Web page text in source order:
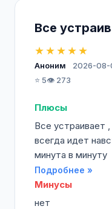
Все
★★★★★
Аноним
2026-08-
⭐ 5👁️ 273
Плюсы
Все устраивает
всегда идет
минута в минуту
Подробнее »
Минусы
нет